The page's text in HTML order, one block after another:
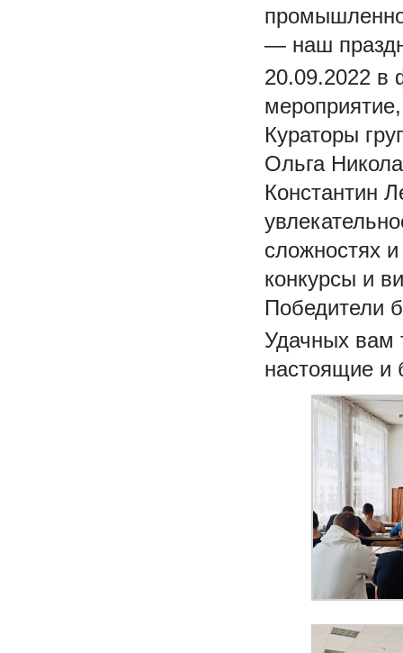
— наш
20.09.2022 в
Кураторы
Ольга
Константин
сложностях
конкурсы и
Победители
Удачных вам
настоящие и